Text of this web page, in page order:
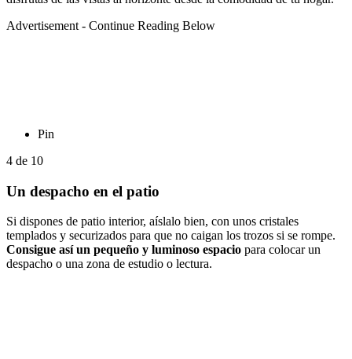
Advertisement - Continue Reading Below
Pin
4 de 10
Un despacho en el patio
Si dispones de patio interior, aíslalo bien, con unos cristales
templados y securizados para que no caigan los trozos si se rompe.
Consigue así un pequeño y luminoso espacio para colocar un
despacho o una zona de estudio o lectura.